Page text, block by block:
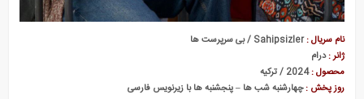
نام سریال :Sahipsizler / بی سرپرست ها
ژانر :درام
محصول :2024 / ترکیه
روز پخش :چهارشنبه شب ها – پنجشنبه ها با زیرنویس فارسی